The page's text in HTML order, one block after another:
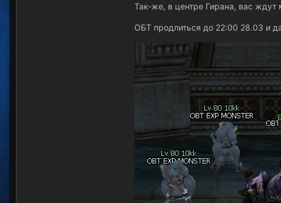
Так-же, в центре Гирана, вас
ОБТ продлиться до 22:00 28.03 и